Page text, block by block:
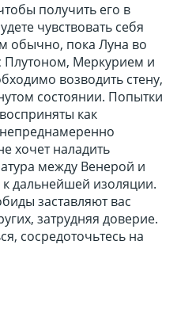
получить его в
чувствовать себя
обычно, пока Луна во
Плутоном, Меркурием и
возводить стену,
состоянии. Попытки
как
хочет наладить
между Венерой и
дальнейшей изоляции.
заставляют вас
затрудняя доверие.
сосредоточьтесь на